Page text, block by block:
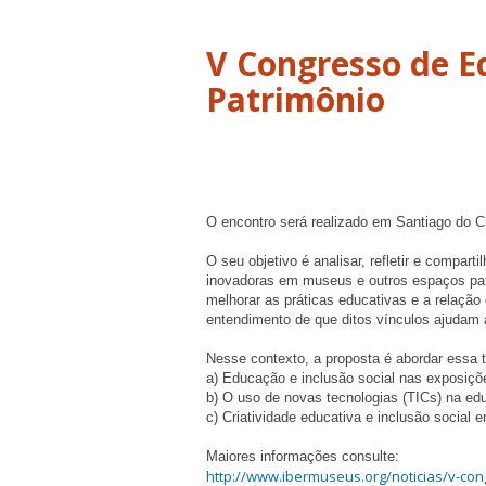
V Congresso de
Patrimônio
O encontro será realizado em Santiago do
O seu objetivo é analisar, refletir e com
inovadoras em museus e outros espaços
melhorar as práticas educativas e a relação
entendimento de que ditos vínculos
Nesse contexto, a proposta é abordar
a) Educação e inclusão social nas
b) O uso de novas tecnologias (TICs) na
c) Criatividade educativa e inclusão social
Maiores informações consulte:
http://www.ibermuseus.org/noticias/v-